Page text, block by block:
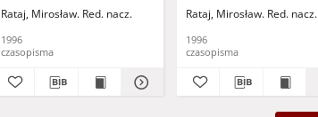
Rataj, Mirosław. Red. nacz.
1996
czasopisma
Rataj, Mirosław. Red. nacz.
1996
czasopisma